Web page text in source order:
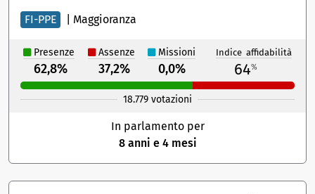
FI-PPE Maggioranza
Presenze Assenze Missioni Indice affidabilità
62,8% 37,2% 0,0% 64%
18.779 votazioni
In parlamento per
8 anni e 4 mesi